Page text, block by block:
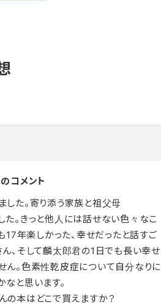
コメント
した。寄り添う家族と祖父母
た。きっと他人には話せない色々なこ
17年楽しかった、幸せだったと話すご
ん、そして麟太郎君の1日でも長い幸せ
ん。色素性乾皮症について自分なりに
と思います。
の本はどこで買えますか？